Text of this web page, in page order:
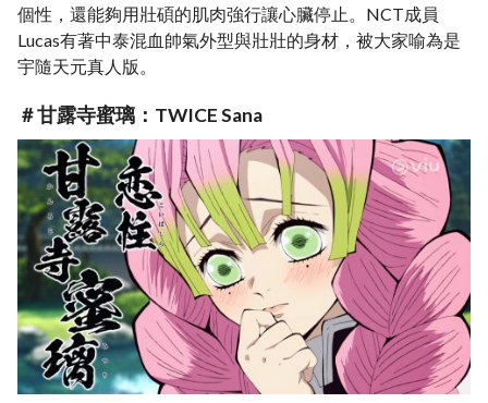
個性，還能夠用壯碩的肌肉強行讓心臟停止。NCT成員
Lucas有著中泰混血帥氣外型與壯壯的身材，被大家喻為是
宇隨天元真人版。
＃甘露寺蜜璃：TWICE Sana